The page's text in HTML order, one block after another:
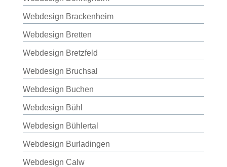
Webdesign Brackenheim
Webdesign Bretten
Webdesign Bretzfeld
Webdesign Bruchsal
Webdesign Buchen
Webdesign Bühl
Webdesign Bühlertal
Webdesign Burladingen
Webdesign Calw